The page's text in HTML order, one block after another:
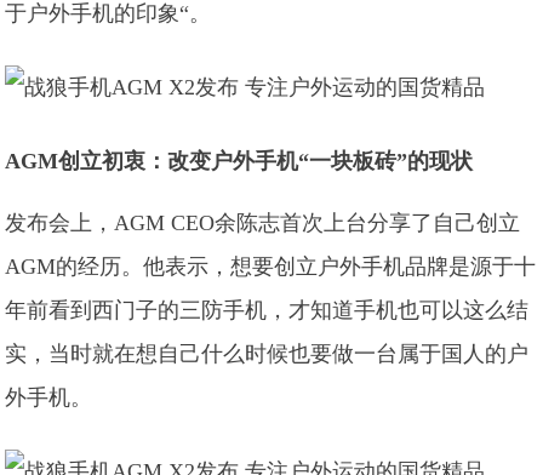
于户外手机的印象“。
AGM创立初衷：改变户外手机“一块板砖”的现状
发布会上，AGM CEO余陈志首次上台分享了自己创立
AGM的经历。他表示，想要创立户外手机品牌是源于十
年前看到西门子的三防手机，才知道手机也可以这么结
实，当时就在想自己什么时候也要做一台属于国人的户
外手机。